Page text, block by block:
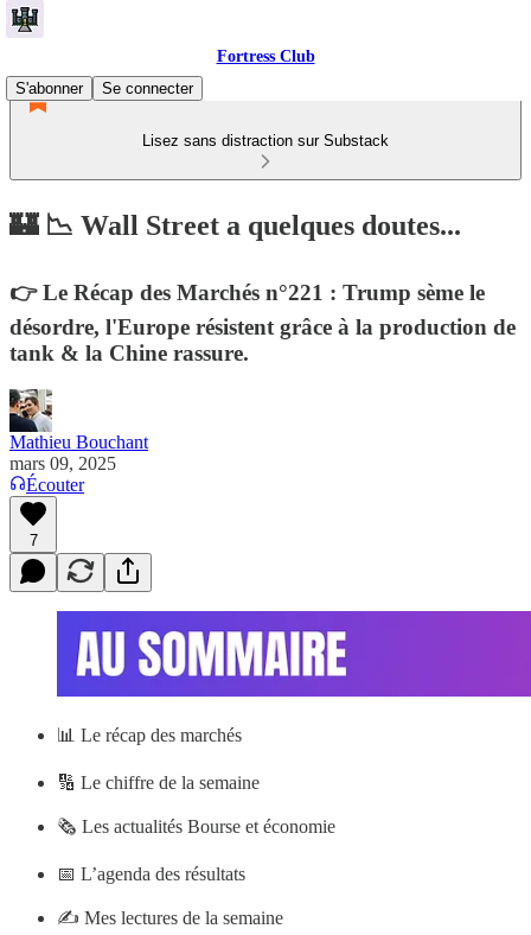
Fortress Club
S'abonner
Se connecter
Lisez sans distraction sur Substack
🏰 📉 Wall Street a quelques doutes...
👉 Le Récap des Marchés n°221 : Trump sème le
désordre, l'Europe résistent grâce à la production de
tank & la Chine rassure.
Mathieu Bouchant
mars 09, 2025
Écouter
7
📊 Le récap des marchés
🔢 Le chiffre de la semaine
🗞️ Les actualités Bourse et économie
📅 L’agenda des résultats
✍️ Mes lectures de la semaine